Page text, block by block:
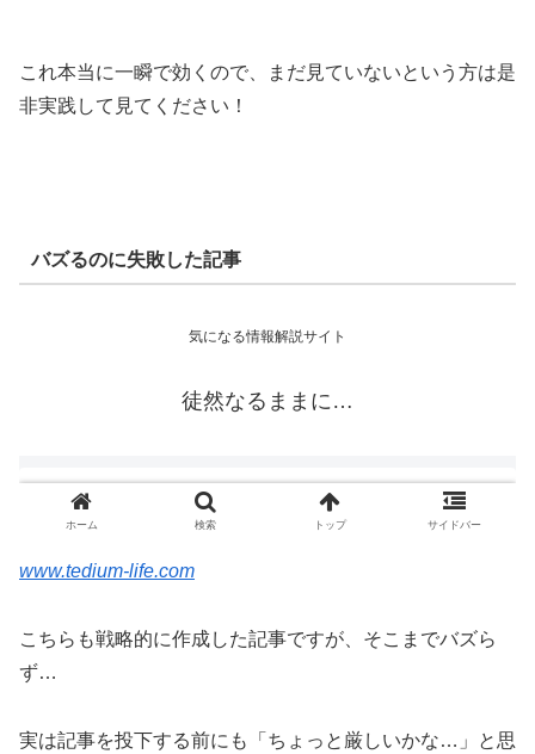
これ本当に一瞬で効くので、まだ見ていないという方は是
非実践して見てください！
バズるのに失敗した記事
www.tedium-life.com
こちらも戦略的に作成した記事ですが、そこまでバズら
ず…
実は記事を投下する前にも「ちょっと厳しいかな…」と思